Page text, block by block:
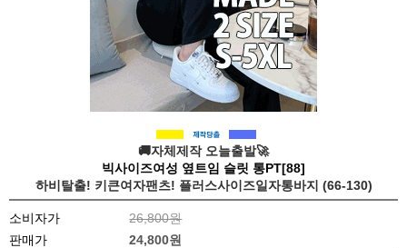
🚚자체제작 오늘출발🚀
빅사이즈여성 옆트임 슬릿 통PT[88]
하비탈출! 키큰여자팬츠! 플러스사이즈일자통바지 (66-130)
소비자가
26,800원
판매가
24,800원